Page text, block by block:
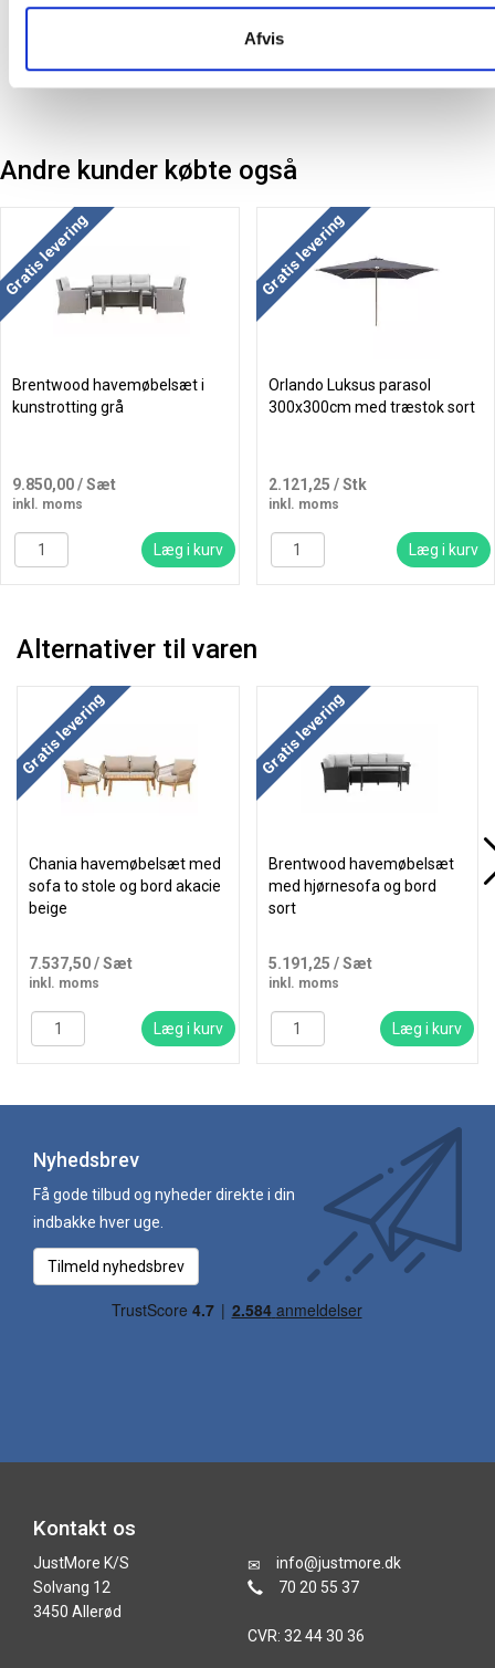
Afvis
Andre kunder købte også
Gratis levering
Brentwood havemøbelsæt i
kunstrotting grå
9.850,00/ Sæt
inkl. moms
Læg i kurv
Gratis levering
Orlando Luksus parasol
300x300cm med træstok sort
2.121,25 / Stk
inkl. moms
Læg i kurv
Alternativer til varen
Gratis levering
Chania havemøbelsæt med
sofa to stole og bord akacie
beige
7.537,50/ Sæt
inkl. moms
Læg i kurv
Gratis levering
Brentwood havemøbelsæt
med hjørnesofa og bord
sort
5.191,25 / Sæt
inkl. moms
Læg i kurv
Nyhedsbrev
Få gode tilbud og nyheder direkte i din
indbakke hver uge.
Tilmeld nyhedsbrev
Kontakt os
JustMore K/S
Solvang 12
3450 Allerød
info@justmore.dk
70 20 55 37
CVR: 32 44 30 36